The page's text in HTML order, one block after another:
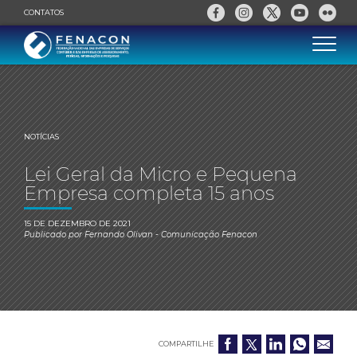
CONTATOS
NOTÍCIAS
Lei Geral da Micro e Pequena
Empresa completa 15 anos
15 DE DEZEMBRO DE 2021
Publicado porFernando Olivan- Comunicação Fenacon
COMPARTILHE